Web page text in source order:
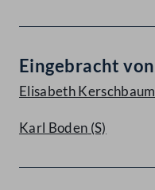
Eingebracht von
Elisabeth Kerschbaum
Karl Boden (S)